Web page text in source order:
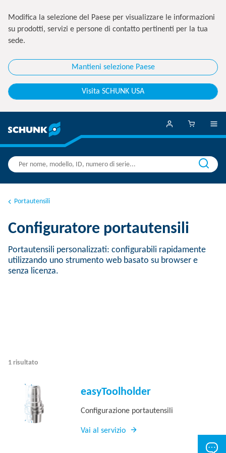
Modifica la selezione del Paese per visualizzare le informazioni
su prodotti, servizi e persone di contatto pertinenti per la tua
sede.
Mantieni selezione Paese
Visita SCHUNK USA
Portautensili
Configuratore portautensili
Portautensili personalizzati: configurabili rapidamente
utilizzando uno strumento web basato su browser e
senza licenza.
1 risultato
easyToolholder
Configurazione portautensili
Vai al servizio